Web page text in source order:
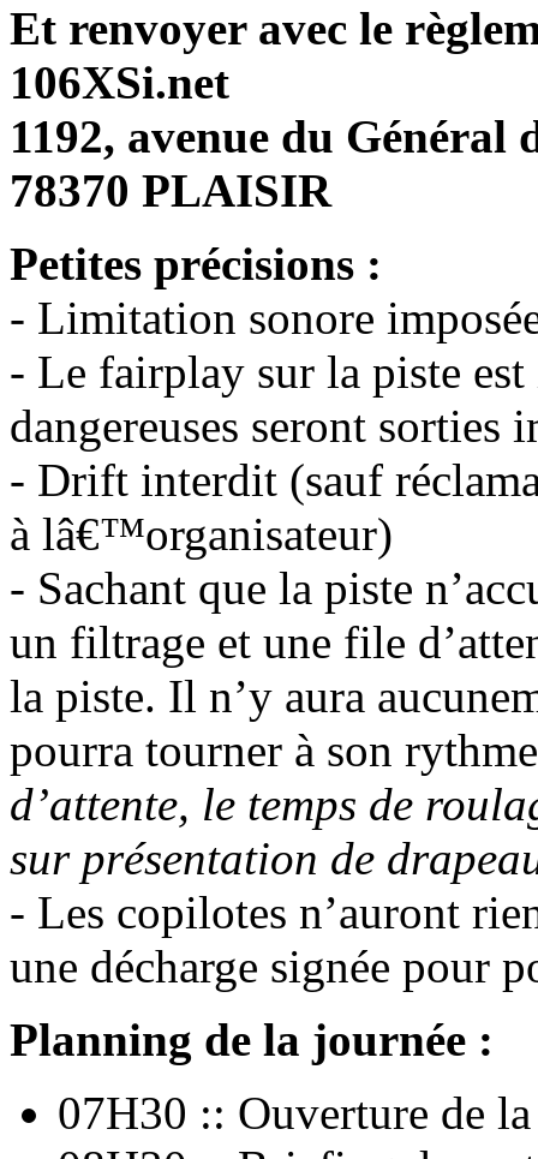
Et renvoyer avec le
106XSi.net
1192, avenue du Général
78370 PLAISIR
Petites précisions :
- Limitation sonore
- Le fairplay sur la piste
dangereuses seront sorties
- Drift interdit (sauf
à lâ€™organisateur)
- Sachant que la piste
un filtrage et une file
la piste. Il n’y aura
pourra tourner à son
d’attente, le temps de
sur présentation de
- Les copilotes n’auront
une décharge signée pour
Planning de la journée :
07H30 :: Ouverture de